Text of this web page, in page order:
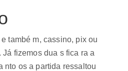
també m, cassino, pix ou
fizemos dua s fica ra a
nto os a partida ressaltou